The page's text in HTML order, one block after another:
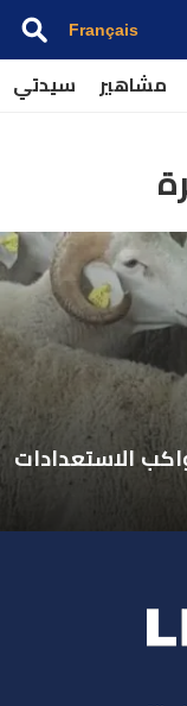
Français
مشاهير سيدتي
الاستعدادات